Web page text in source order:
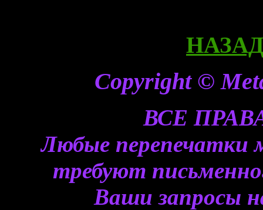
НАЗАД
Copyright ©
ВСЕ
Любые перепечатки
требуют
Ваши запросы